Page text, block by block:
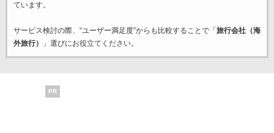
ています。
サービス検討の際、“ユーザー満足度”からも比較することで「 旅行会社（海
外旅行）
」選びにお役立てください。
PR